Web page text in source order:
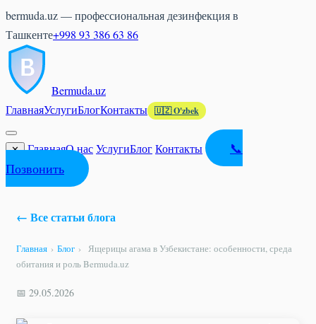
bermuda.uz — профессиональная дезинфекция в
Ташкенте+998 93 386 63 86
Bermuda.uz
ГлавнаяУслугиБлогКонтакты 🇺🇿 O'zbek
✕ ГлавнаяО насУслугиБлогКонтакты
📞
Позвонить
← Все статьи блога
Главная › Блог ›
Ящерицы агама в Узбекистане: особенности, среда
обитания и роль Bermuda.uz
📅 29.05.2026